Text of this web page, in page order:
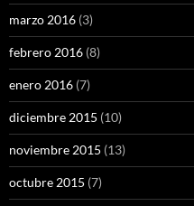
marzo 2016 (3)
febrero 2016 (8)
enero 2016 (7)
diciembre 2015 (10)
noviembre 2015 (13)
octubre 2015 (7)